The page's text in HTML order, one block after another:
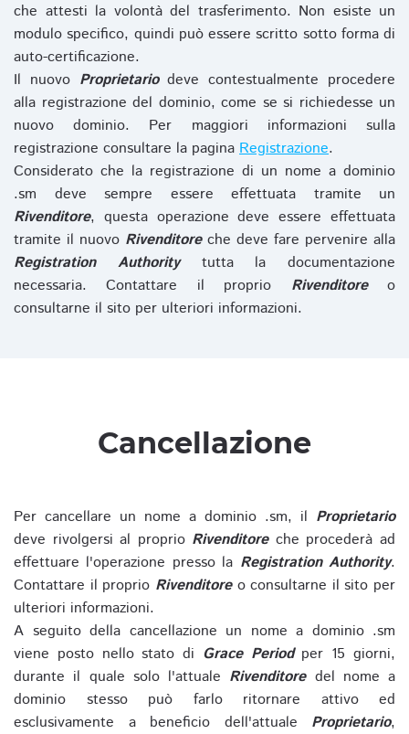
che attesti la volontà del trasferimento. Non esiste un
modulo specifico, quindi può essere scritto sotto forma di
auto-certificazione.
Il nuovo Proprietariodeve contestualmente procedere
alla registrazione del dominio, come se si richiedesse un
nuovo dominio. Per maggiori informazioni sulla
registrazione consultare la pagina Registrazione.
Considerato che la registrazione di un nome a dominio
.sm deve sempre essere effettuata tramite un
Rivenditore, questa operazione deve essere effettuata
tramite il nuovo Rivenditoreche deve fare pervenire alla
Registration Authoritytutta la documentazione
necessaria. Contattare il proprio Rivenditoreo
consultarne il sito per ulteriori informazioni.
Cancellazione
Per cancellare un nome a dominio .sm, il Proprietario
deve rivolgersi al proprio Rivenditoreche procederà ad
effettuare l'operazione presso la Registration Authority.
Contattare il proprio Rivenditoreo consultarne il sito per
ulteriori informazioni.
A seguito della cancellazione un nome a dominio .sm
viene posto nello stato di Grace Periodper 15 giorni,
durante il quale solo l'attuale Rivenditoredel nome a
dominio stesso può farlo ritornare attivo ed
esclusivamente a beneficio dell'attuale Proprietario,